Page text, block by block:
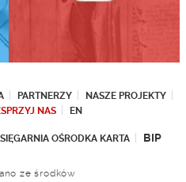
PARTNERZY
NASZE PROJEKTY
NAS EN
OŚRODKA KARTA BIP
ze środków